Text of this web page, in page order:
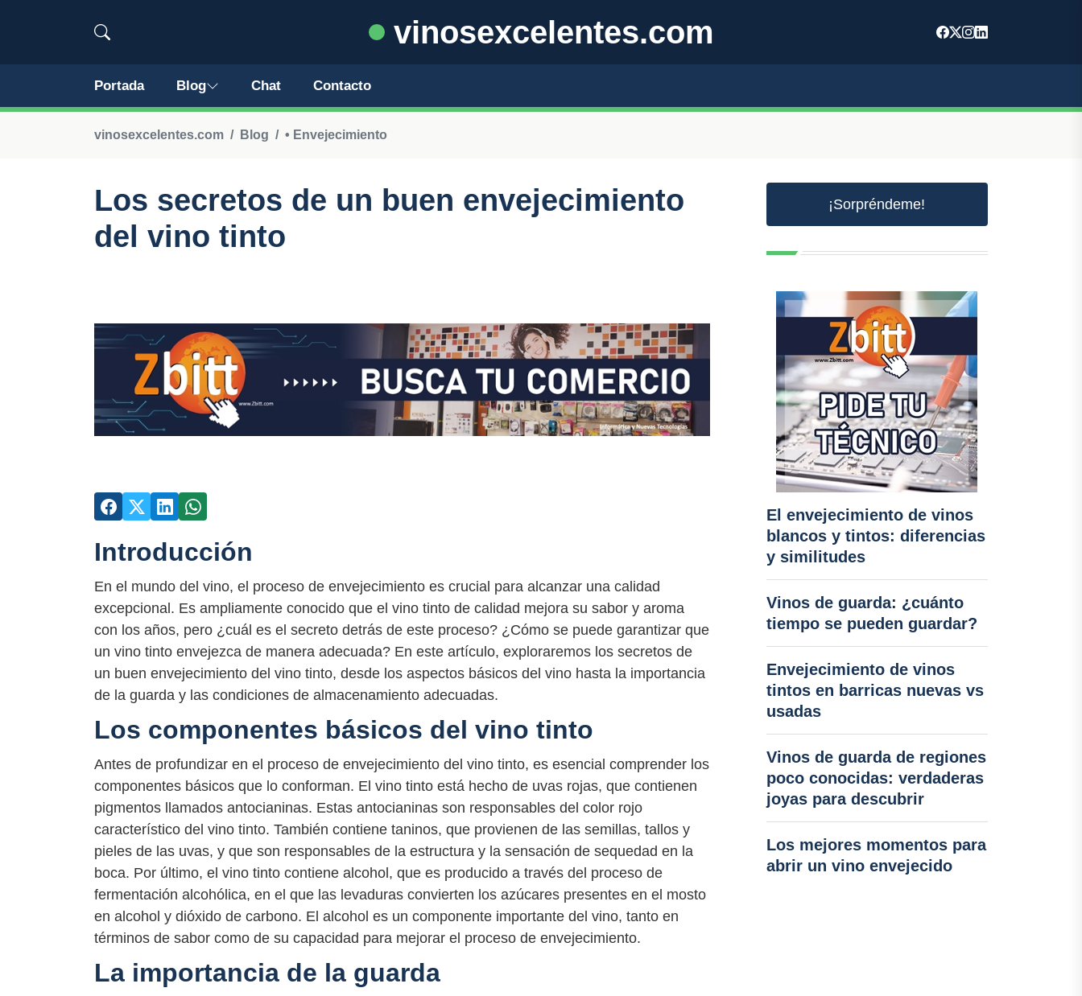
vinosexcelentes.com
Portada Blog Chat Contacto
vinosexcelentes.com Blog • Envejecimiento
Los secretos de un buen envejecimiento
del vino tinto
Introducción
En el mundo del vino, el proceso de envejecimiento es crucial para alcanzar una calidad
excepcional. Es ampliamente conocido que el vino tinto de calidad mejora su sabor y aroma
con los años, pero ¿cuál es el secreto detrás de este proceso? ¿Cómo se puede garantizar que
un vino tinto envejezca de manera adecuada? En este artículo, exploraremos los secretos de
un buen envejecimiento del vino tinto, desde los aspectos básicos del vino hasta la importancia
de la guarda y las condiciones de almacenamiento adecuadas.
Los componentes básicos del vino tinto
Antes de profundizar en el proceso de envejecimiento del vino tinto, es esencial comprender los
componentes básicos que lo conforman. El vino tinto está hecho de uvas rojas, que contienen
pigmentos llamados antocianinas. Estas antocianinas son responsables del color rojo
característico del vino tinto. También contiene taninos, que provienen de las semillas, tallos y
pieles de las uvas, y que son responsables de la estructura y la sensación de sequedad en la
boca. Por último, el vino tinto contiene alcohol, que es producido a través del proceso de
fermentación alcohólica, en el que las levaduras convierten los azúcares presentes en el mosto
en alcohol y dióxido de carbono. El alcohol es un componente importante del vino, tanto en
términos de sabor como de su capacidad para mejorar el proceso de envejecimiento.
La importancia de la guarda
¡Sorpréndeme!
El envejecimiento de vinos
blancos y tintos: diferencias
y similitudes
Vinos de guarda: ¿cuánto
tiempo se pueden guardar?
Envejecimiento de vinos
tintos en barricas nuevas vs
usadas
Vinos de guarda de regiones
poco conocidas: verdaderas
joyas para descubrir
Los mejores momentos para
abrir un vino envejecido